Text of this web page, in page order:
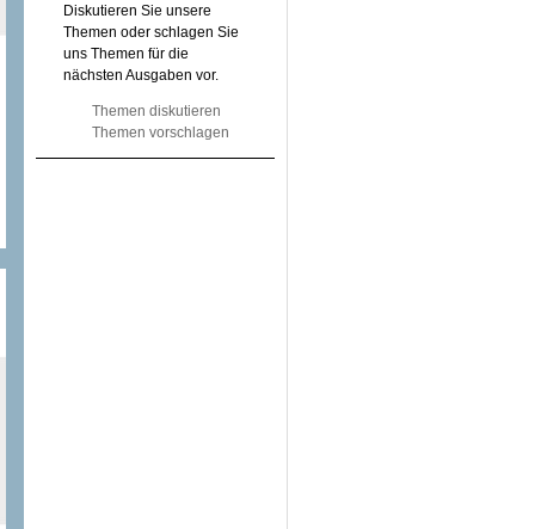
Diskutieren Sie unsere
Themen oder schlagen Sie
uns Themen für die
nächsten Ausgaben vor.
Themen diskutieren
Themen vorschlagen